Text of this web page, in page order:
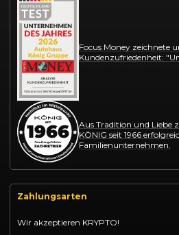
Focus Money zeichnete
Kundenzufriedenheit:
Aus Tradition und Liebe
KÖNIG seit 1966
Familienunternehmen.
Zahlungsarten
Wir akzeptieren KRYPTO!